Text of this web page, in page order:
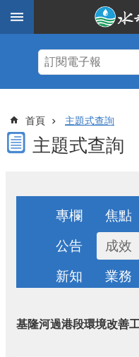
跳到主要內容區塊
題
式
查
近
刊
首頁 主題式查詢
主題式查詢
專欄 焦點
公告 成效
新知 業務
基隆河過港段環境改善